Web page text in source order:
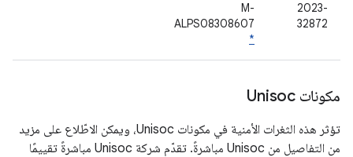
2023-
32872
M-
ALPS08308607
*
مكونات Unisoc
تؤثر هذه الثغرات الأمنية في مكونات Unisoc، ويمكن الاطّلاع على مزيد
من التفاصيل من Unisoc مباشرةً. تقدّم شركة Unisoc مباشرةً تقييمًا